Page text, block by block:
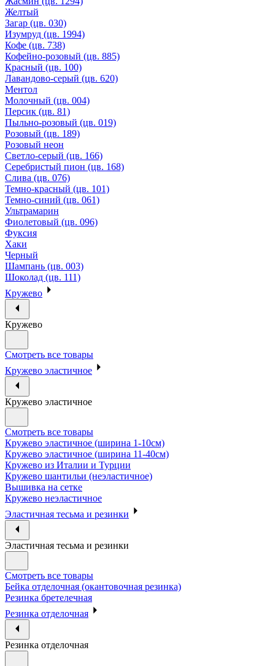
Желтый
Загар (цв. 030)
Изумруд (цв. 1994)
Кофе (цв. 738)
Кофейно-розовый (цв. 885)
Красный (цв. 100)
Лавандово-серый (цв. 620)
Ментол
Молочный (цв. 004)
Персик (цв. 81)
Пыльно-розовый (цв. 019)
Розовый (цв. 189)
Розовый неон
Светло-серый (цв. 166)
Серебристый пион (цв. 168)
Слива (цв. 076)
Темно-красный (цв. 101)
Темно-синий (цв. 061)
Ультрамарин
Фиолетовый (цв. 096)
Фуксия
Хаки
Черный
Шампань (цв. 003)
Шоколад (цв. 111)
Кружево
Кружево
Смотреть все товары
Кружево эластичное
Кружево эластичное
Смотреть все товары
Кружево эластичное (ширина 1-10см)
Кружево эластичное (ширина 11-40см)
Кружево из Италии и Турции
Кружево шантильи (неэластичное)
Вышивка на сетке
Кружево неэластичное
Эластичная тесьма и резинки
Эластичная тесьма и резинки
Смотреть все товары
Бейка отделочная (окантовочная резинка)
Резинка бретелечная
Резинка отделочная
Резинка отделочная